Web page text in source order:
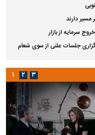
دارند
سرمایه از بازار
جلسات علنی از سوی شعام
۱ ۲ ۳